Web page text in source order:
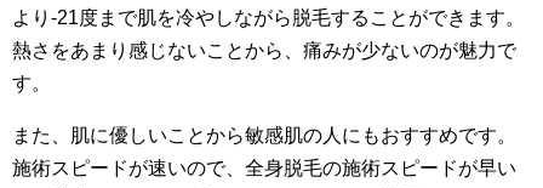
より-21度まで肌を冷やしながら脱毛することができます。
熱さをあまり感じないことから、痛みが少ないのが魅力で
す。
また、肌に優しいことから敏感肌の人にもおすすめです。
施術スピードが速いので、全身脱毛の施術スピードが早い